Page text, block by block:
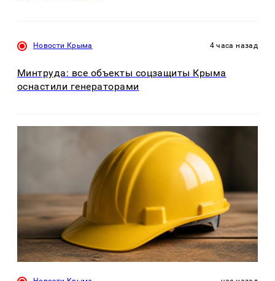
Новости Крыма 4 часа назад
Минтруда: все объекты соцзащиты Крыма
оснастили генераторами